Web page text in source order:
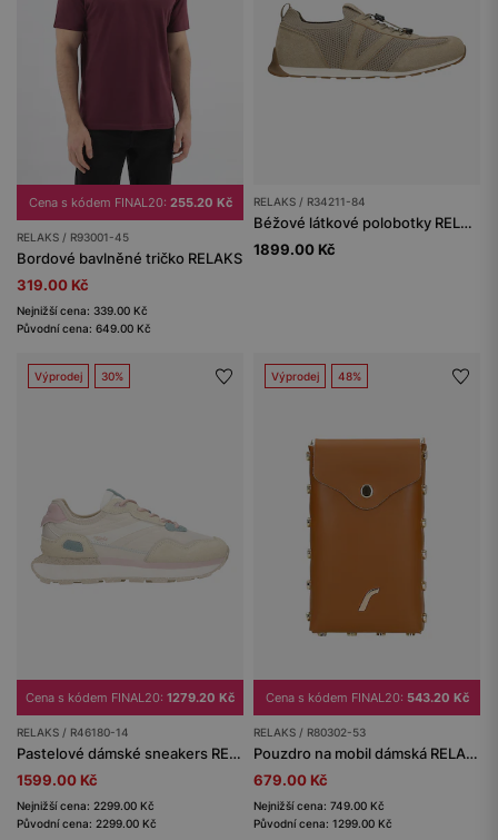
Cena s kódem FINAL20: 255.20 Kč
RELAKS / R93001-45
Bordové bavlněné tričko RELAKS
319.00 Kč
Nejnižší cena: 339.00 Kč
Původní cena: 649.00 Kč
RELAKS / R34211-84
Béžové látkové polobotky RELAKS
1899.00 Kč
Výprodej 30%
Cena s kódem FINAL20: 1279.20 Kč
RELAKS / R46180-14
Pastelové dámské sneakers RELAKS na masivní podrážce
1599.00 Kč
Nejnižší cena: 2299.00 Kč
Původní cena: 2299.00 Kč
Výprodej 48%
Cena s kódem FINAL20: 543.20 Kč
RELAKS / R80302-53
Pouzdro na mobil dámská RELAKS
679.00 Kč
Nejnižší cena: 749.00 Kč
Původní cena: 1299.00 Kč